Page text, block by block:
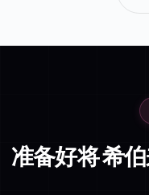
准备好将 希